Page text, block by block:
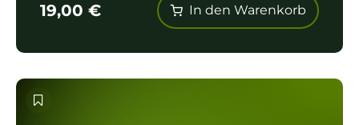
19,00 € In den Warenkorb